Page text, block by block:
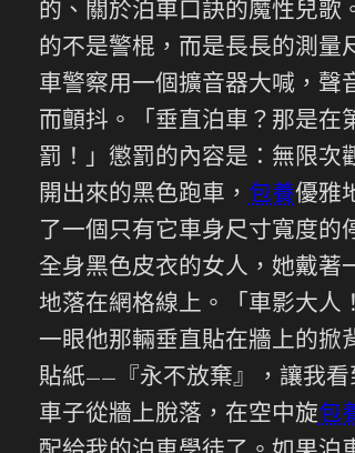
的、關於泊車口訣的魔性兒歌
的不是警棍，而是長長的測量
車警察用一個擴音器大喊，聲
而顫抖。「垂直泊車？那是
罰！」懲罰的內容是：無限次
開出來的黑色跑車， 包養優雅
了一個只有它車身尺寸寬度
全身黑色皮衣的女人，她戴著
地落在網格線上。「車影大人
一眼他那輛垂直貼在牆上的掀
貼紙——『永不放棄』，讓我
車子從牆上脫落，在空中旋包